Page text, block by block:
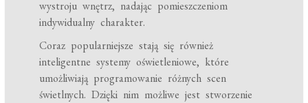
wystroju wnętrz, nadając pomieszczeniom
indywidualny charakter.
Coraz popularniejsze stają się również
inteligentne systemy oświetleniowe, które
umożliwiają programowanie różnych scen
świetlnych. Dzięki nim możliwe jest stworzenie